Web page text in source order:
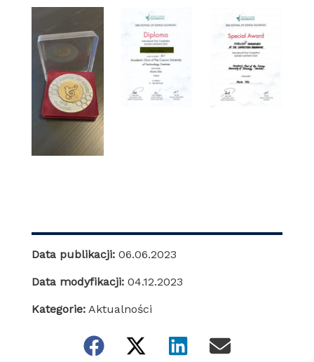
Data publikacji: 06.06.2023
Data modyfikacji: 04.12.2023
Kategorie: Aktualności